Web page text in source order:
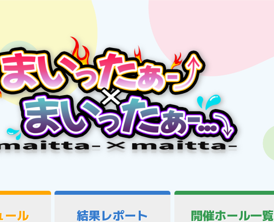
ール 結果レポート 開催ホール一覧